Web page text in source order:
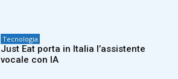
Tecnologia
Just Eat porta in Italia l’assistente
vocale con IA